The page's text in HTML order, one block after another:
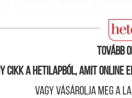
Tovább
cikk a hetilapból, amit
Vagy vásárolja meg a